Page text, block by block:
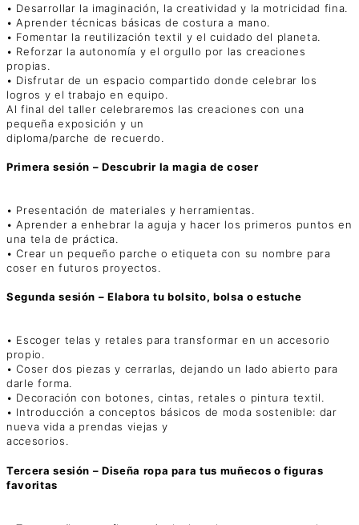
• Desarrollar la imaginación, la creatividad y la motricidad fina.
• Aprender técnicas básicas de costura a mano.
• Fomentar la reutilización textil y el cuidado del planeta.
• Reforzar la autonomía y el orgullo por las creaciones
propias.
• Disfrutar de un espacio compartido donde celebrar los
logros y el trabajo en equipo.
Al final del taller celebraremos las creaciones con una
pequeña exposición y un
diploma/parche de recuerdo.
Primera sesión – Descubrir la magia de coser
• Presentación de materiales y herramientas.
• Aprender a enhebrar la aguja y hacer los primeros puntos en
una tela de práctica.
• Crear un pequeño parche o etiqueta con su nombre para
coser en futuros proyectos.
Segunda sesión – Elabora tu bolsito, bolsa o estuche
• Escoger telas y retales para transformar en un accesorio
propio.
• Coser dos piezas y cerrarlas, dejando un lado abierto para
darle forma.
• Decoración con botones, cintas, retales o pintura textil.
• Introducción a conceptos básicos de moda sostenible: dar
nueva vida a prendas viejas y
accesorios.
Tercera sesión – Diseña ropa para tus muñecos o figuras
favoritas